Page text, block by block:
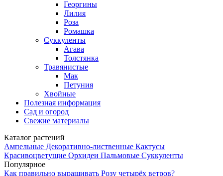
Георгины
Лилия
Роза
Ромашка
Суккуленты
Агава
Толстянка
Травянистые
Мак
Петуния
Хвойные
Полезная информация
Сад и огород
Свежие материалы
Каталог растений
Ампельные Декоративно-лиственные Кактусы
Красивоцветущие Орхидеи Пальмовые Суккуленты
Популярное
Как правильно выращивать Розу четырёх ветров?